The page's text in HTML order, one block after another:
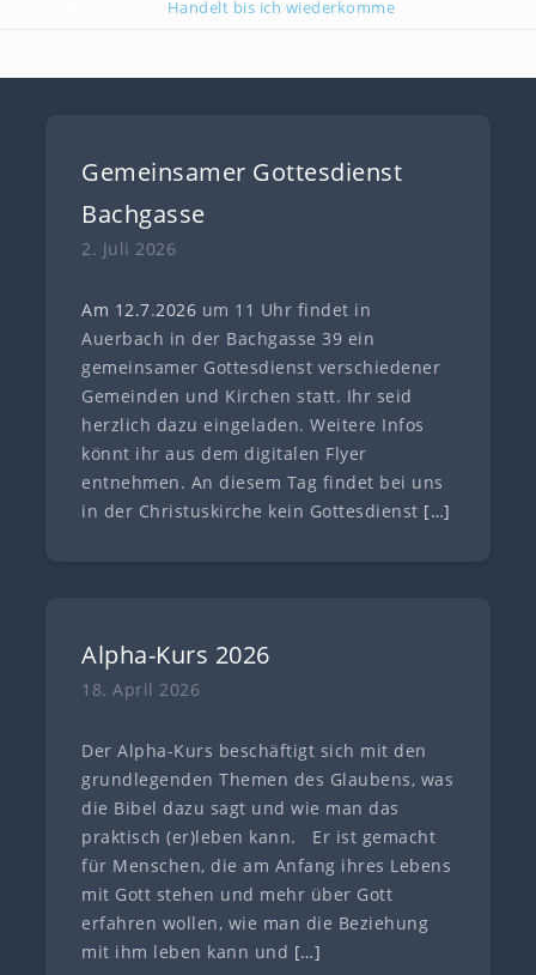
Handelt bis ich wiederkomme
Gemeinsamer Gottesdienst
Bachgasse
2. Juli 2026
Am 12.7.2026 um 11 Uhr findet in
Auerbach in der Bachgasse 39 ein
gemeinsamer Gottesdienst verschiedener
Gemeinden und Kirchen statt. Ihr seid
herzlich dazu eingeladen. Weitere Infos
könnt ihr aus dem digitalen Flyer
entnehmen. An diesem Tag findet bei uns
in der Christuskirche kein Gottesdienst […]
Alpha-Kurs 2026
18. April 2026
Der Alpha-Kurs beschäftigt sich mit den
grundlegenden Themen des Glaubens, was
die Bibel dazu sagt und wie man das
praktisch (er)leben kann. Er ist gemacht
für Menschen, die am Anfang ihres Lebens
mit Gott stehen und mehr über Gott
erfahren wollen, wie man die Beziehung
mit ihm leben kann und […]